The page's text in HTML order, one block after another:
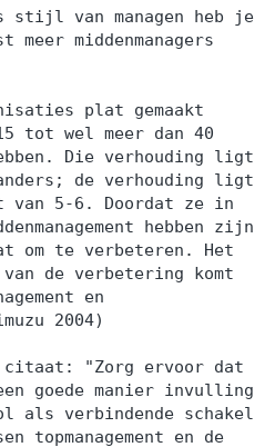
stijl van managen heb je
middenmanagers
plat gemaakt
tot wel meer dan 40
Die verhouding ligt
de verhouding ligt
van 5-6. Doordat ze in
hebben zijn
om te verbeteren. Het
de verbetering komt
en
2004)
"Zorg ervoor dat
goede manier invulling
als verbindende schakel
topmanagement en de